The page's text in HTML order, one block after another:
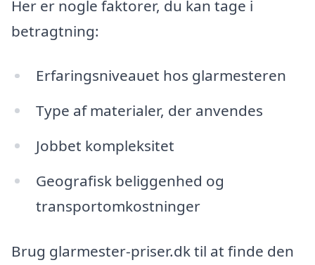
Her er nogle faktorer, du kan tage i
betragtning:
Erfaringsniveauet hos glarmesteren
Type af materialer, der anvendes
Jobbet kompleksitet
Geografisk beliggenhed og
transportomkostninger
Brug glarmester-priser.dk til at finde den